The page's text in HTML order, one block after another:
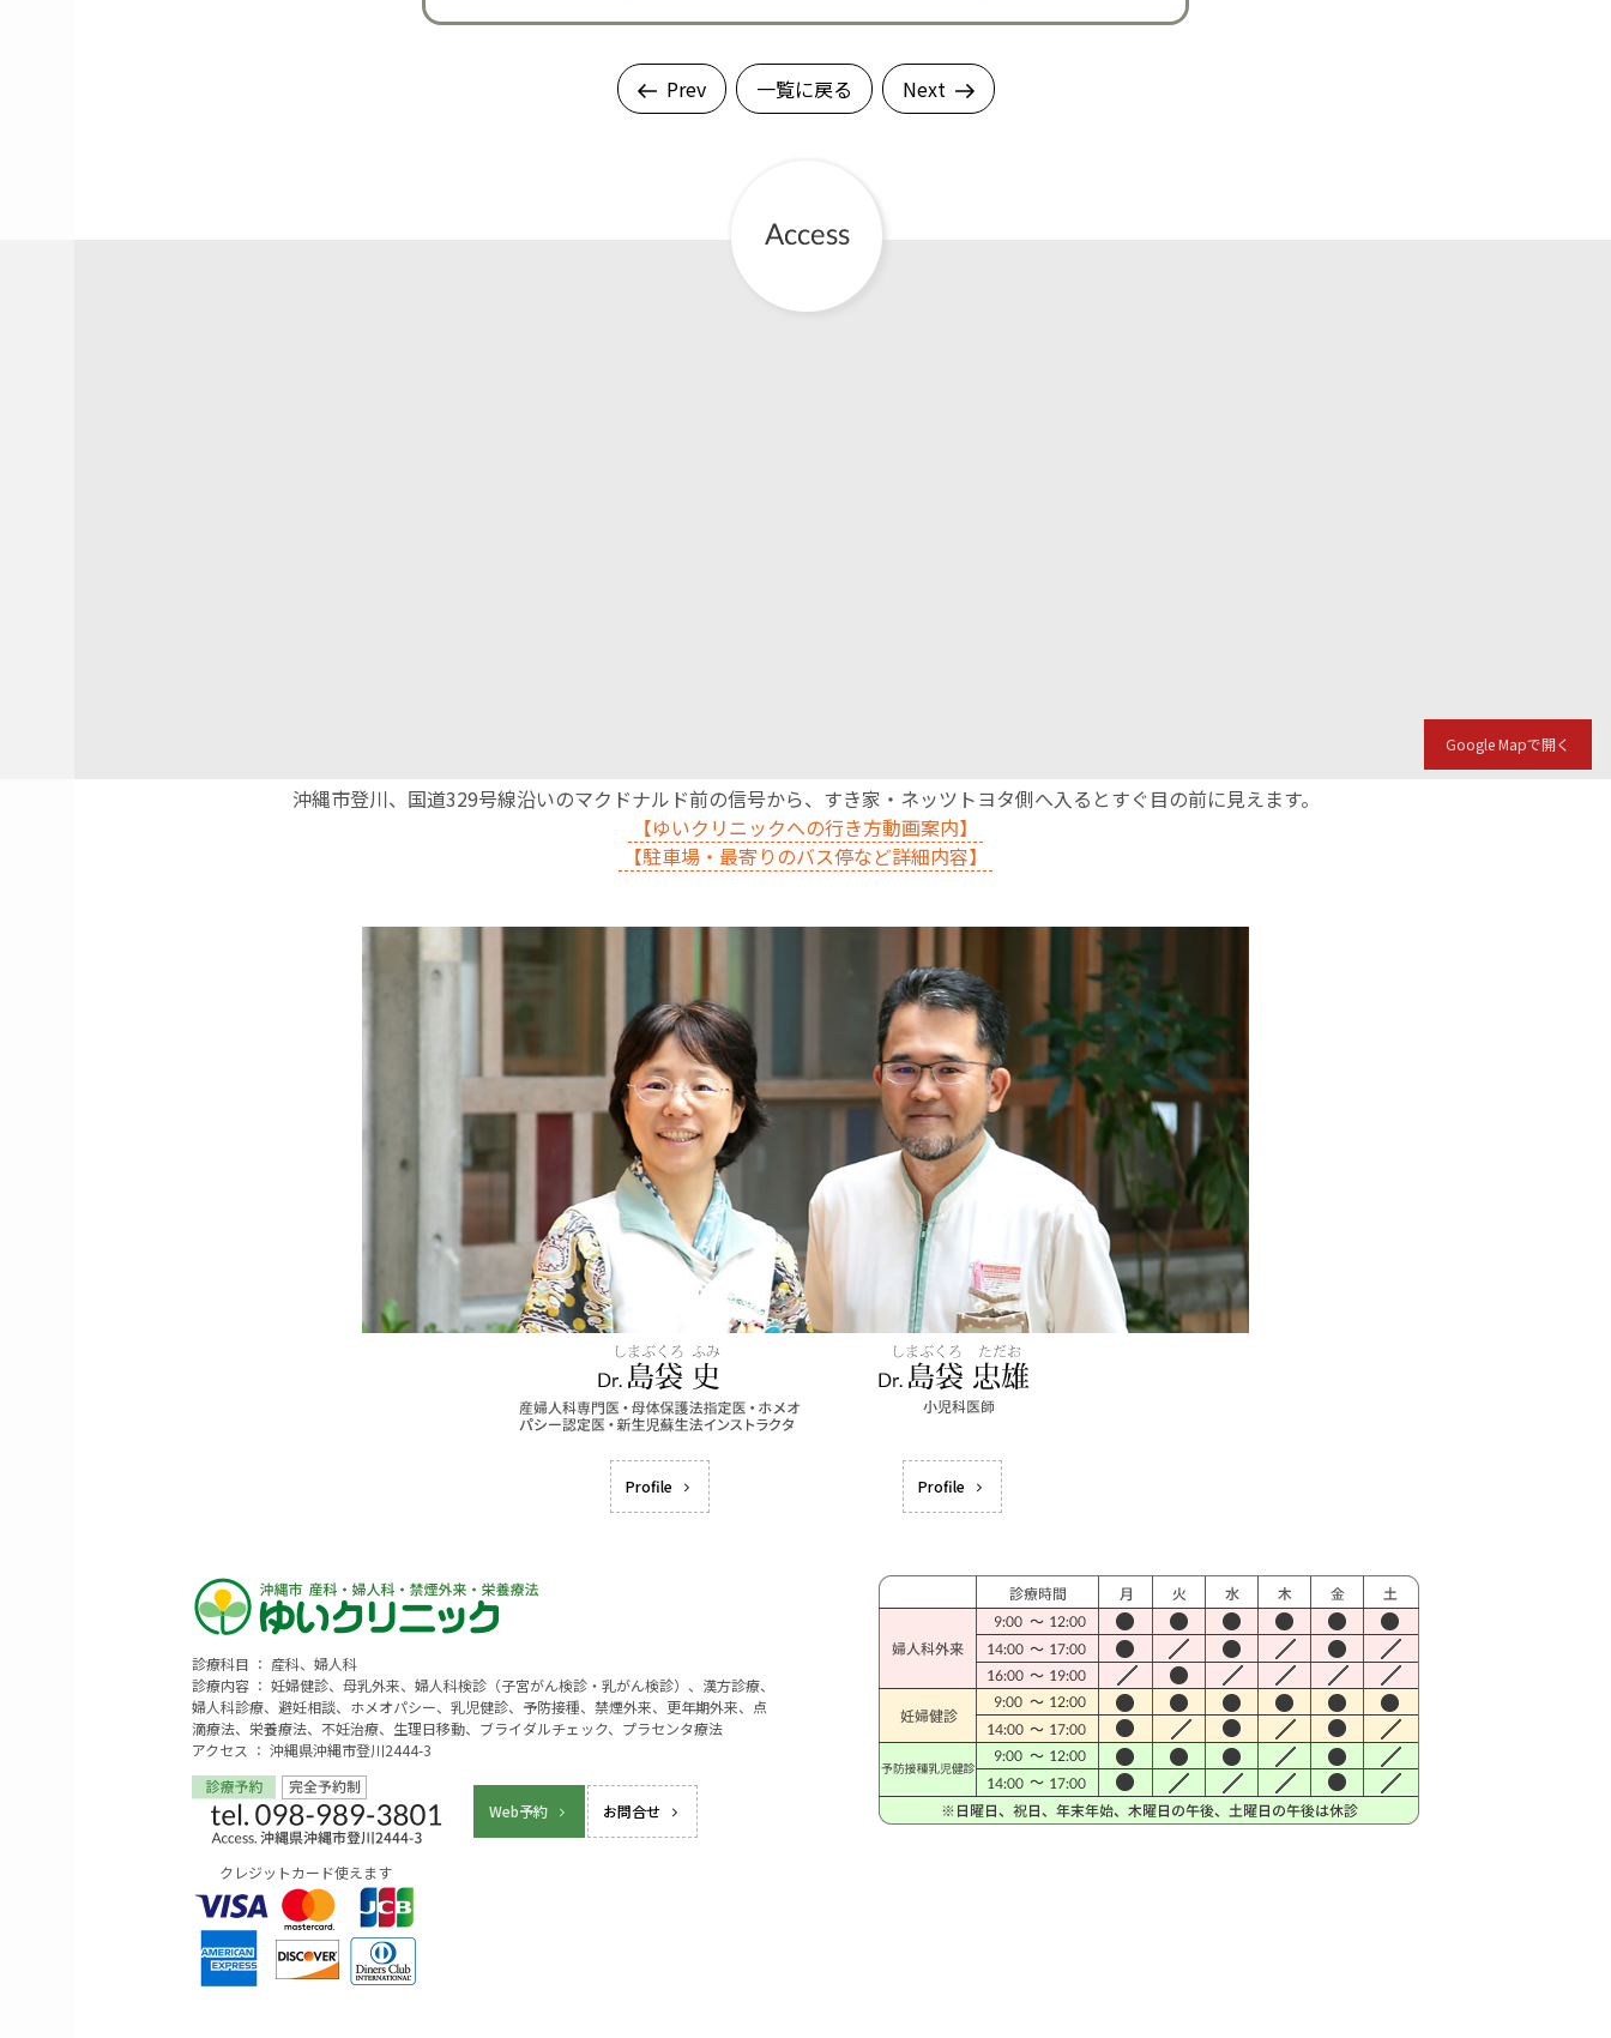
Prev 一覧に戻る Next
Google Mapで開く
沖縄市登川、国道329号線沿いのマクドナルド前の信号から、すき家・ネッツトヨタ側へ入るとすぐ目の前に見えます。
【ゆいクリニックへの行き方動画案内】
【駐車場・最寄りのバス停など詳細内容】
Profile Profile
診療科目 ： 産科、婦人科
診療内容 ： 妊婦健診、母乳外来、婦人科検診（子宮がん検診・乳がん検診）、漢方診療、
婦人科診療、避妊相談、ホメオパシー、乳児健診、予防接種、禁煙外来、更年期外来、点
滴療法、栄養療法、不妊治療、生理日移動、ブライダルチェック、プラセンタ療法
アクセス ： 沖縄県沖縄市登川2444-3
Web予約 お問合せ
クレジットカード使えます